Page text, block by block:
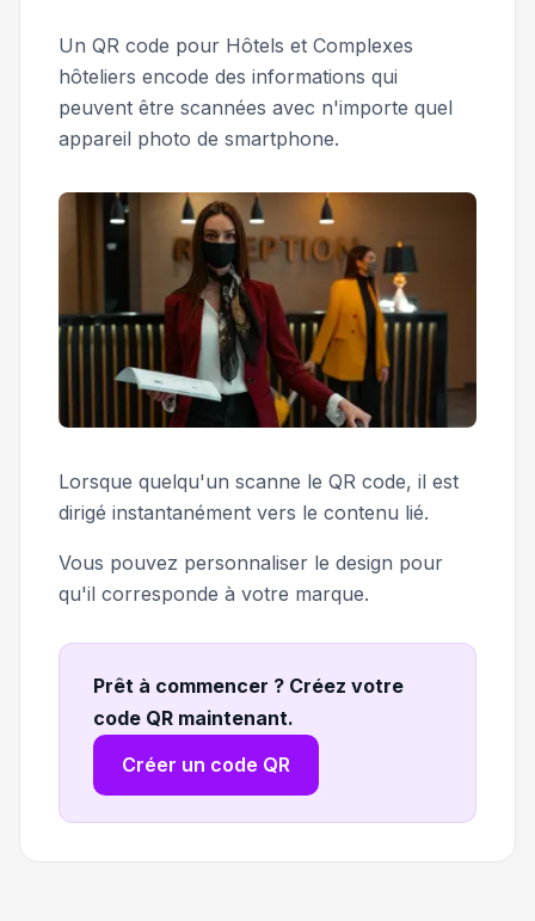
Un QR code pour Hôtels et Complexes
hôteliers encode des informations qui
peuvent être scannées avec n'importe quel
appareil photo de smartphone.
Lorsque quelqu'un scanne le QR code, il est
dirigé instantanément vers le contenu lié.
Vous pouvez personnaliser le design pour
qu'il corresponde à votre marque.
Prêt à commencer ? Créez votre
code QR maintenant.
Créer un code QR